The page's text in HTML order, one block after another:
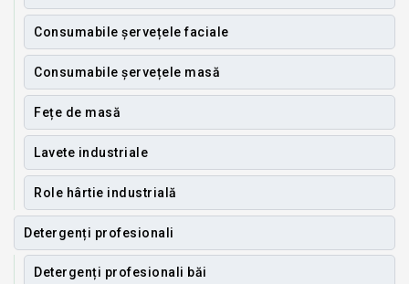
Consumabile șervețele faciale
Consumabile șervețele masă
Fețe de masă
Lavete industriale
Role hârtie industrială
Detergenți profesionali
Detergenți profesionali băi